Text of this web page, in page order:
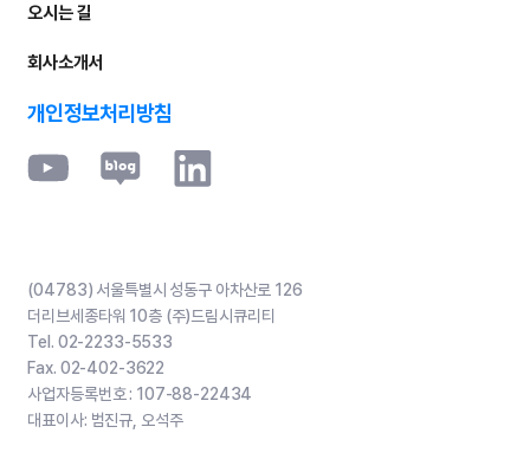
오시는 길
회사소개서
개인정보처리방침
(04783) 서울특별시 성동구 아차산로 126
더리브세종타워 10층 (주)드림시큐리티
Tel. 02-2233-5533
Fax. 02-402-3622
사업자등록번호 : 107-88-22434
대표이사: 범진규, 오석주